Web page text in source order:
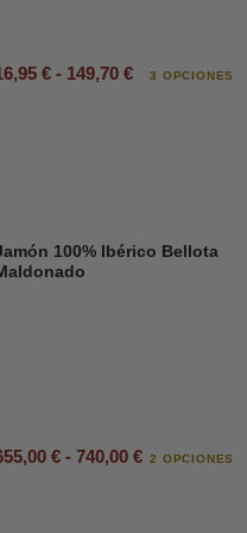
carrito
€ - 149,70 € 3 OPCIONES
carrito
100% Ibérico Bellota
€ - 740,00 € 2 OPCIONES